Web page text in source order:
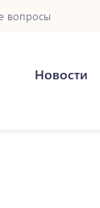
вопросы
Новости